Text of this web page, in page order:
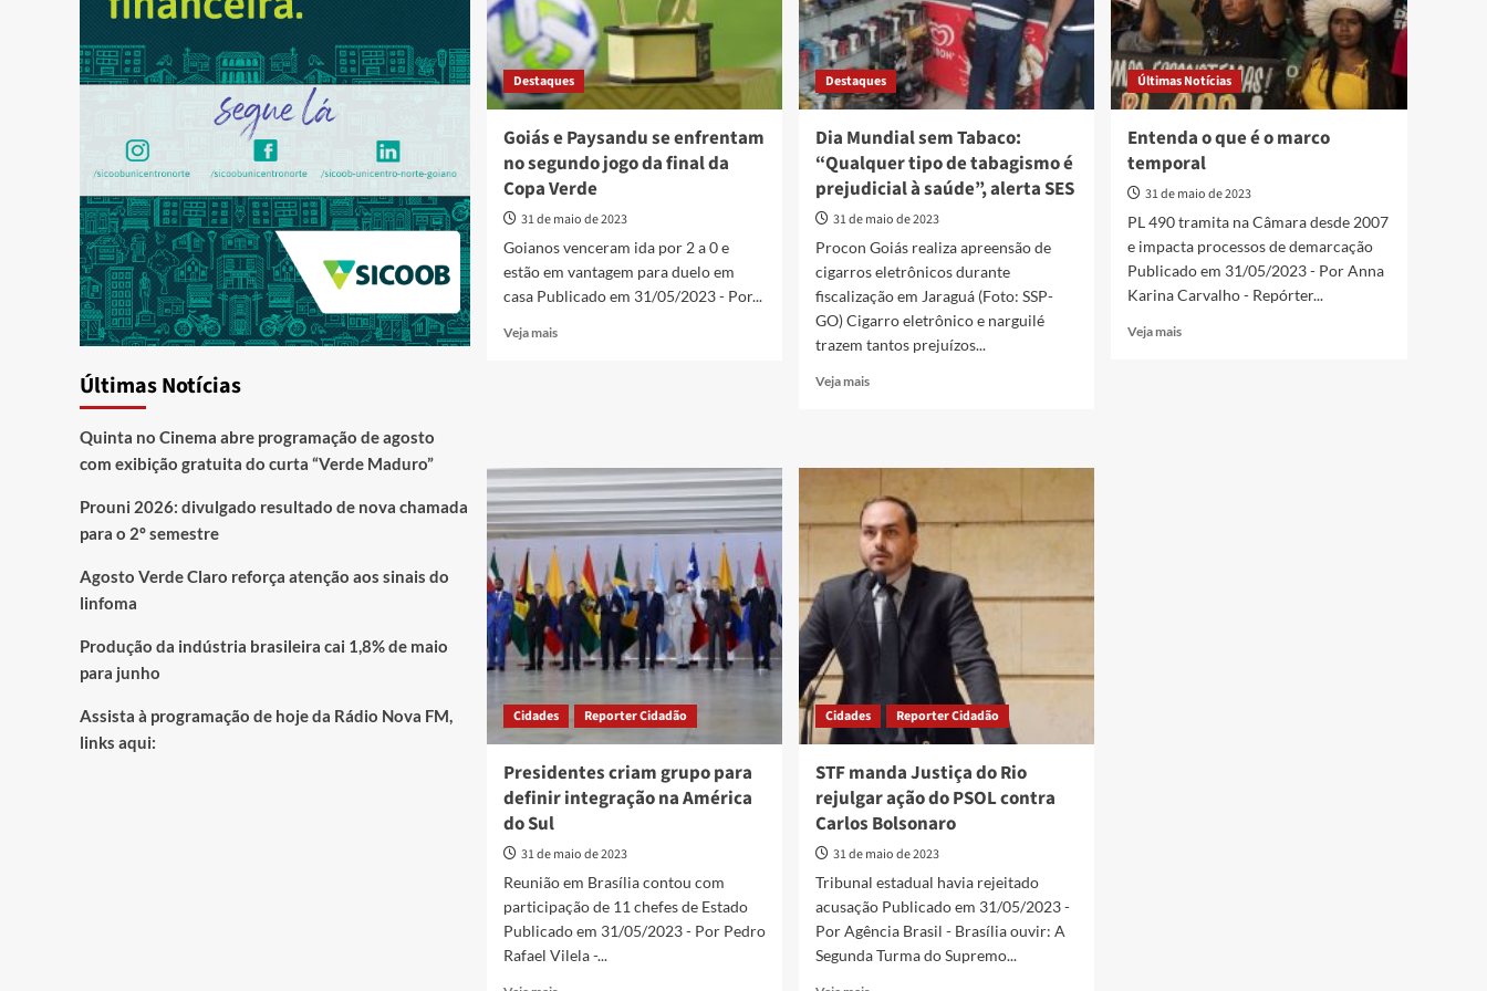
Destaques
Goiás e Paysandu se enfrentam
no segundo jogo da final da
Copa Verde
31 de maio de 2023
Goianos venceram ida por 2 a 0 e
estão em vantagem para duelo em
casa Publicado em 31/05/2023 - Por...
Veja maisRead
enfrentam
no
segundo
jogo
da
final
da
Copa
Verde
Destaques
Dia Mundial sem Tabaco:
“Qualquer tipo de tabagismo é
prejudicial à saúde”, alerta SES
31 de maio de 2023
Procon Goiás realiza apreensão de
cigarros eletrônicos durante
fiscalização em Jaraguá (Foto: SSP-
GO) Cigarro eletrônico e narguilé
trazem tantos prejuízos...
Veja maisRead
Tabaco:
“Qualquer
tipo
de
tabagismo
é
prejudicial
alerta
SES
Últimas Notícias
Entenda o que é o marco
temporal
31 de maio de 2023
PL 490 tramita na Câmara desde 2007
e impacta processos de demarcação
Publicado em 31/05/2023 - Por Anna
Karina Carvalho - Repórter...
Veja maisRead
Cidades Reporter Cidadão
Presidentes criam grupo para
definir integração na América
do Sul
31 de maio de 2023
Reunião em Brasília contou com
participação de 11 chefes de Estado
Publicado em 31/05/2023 - Por Pedro
Rafael Vilela -...
Cidades Reporter Cidadão
STF manda Justiça do Rio
rejulgar ação do PSOL contra
Carlos Bolsonaro
31 de maio de 2023
Tribunal estadual havia rejeitado
acusação Publicado em 31/05/2023 -
Por Agência Brasil - Brasília ouvir: A
Segunda Turma do Supremo...
Últimas Notícias
Quinta no Cinema abre programação de agosto
com exibição gratuita do curta “Verde Maduro”
Prouni 2026: divulgado resultado de nova chamada
para o 2º semestre
Agosto Verde Claro reforça atenção aos sinais do
linfoma
Produção da indústria brasileira cai 1,8% de maio
para junho
Assista à programação de hoje da Rádio Nova FM,
links aqui: